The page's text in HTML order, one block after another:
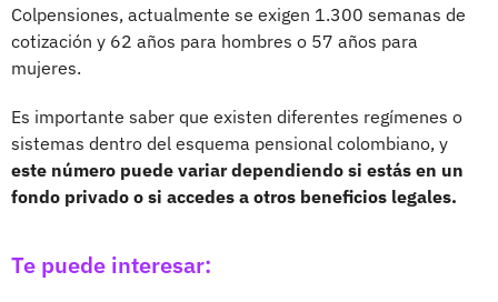
Colpensiones, actualmente se exigen 1.300 semanas de
cotización y 62 años para hombres o 57 años para
mujeres.
Es importante saber que existen diferentes regímenes o
sistemas dentro del esquema pensional colombiano, y
este número puede variar dependiendo si estás en un
fondo privado o si accedes a otros beneficios legales.
Te puede interesar: